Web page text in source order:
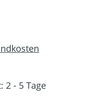
2 - 5 Tage